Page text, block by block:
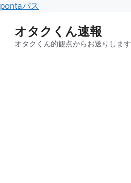
pontaパス
テ
ン
オタクくん速報
オタクくん的観点からお送りします